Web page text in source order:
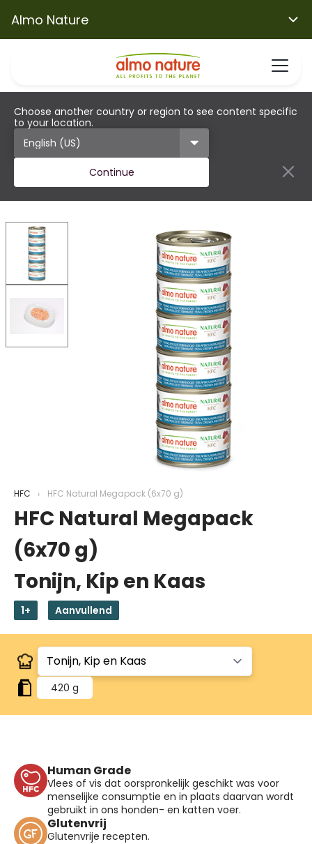
Almo Nature
Choose another country or region to see content specific
to your location.
Continue
HFC HFC Natural Megapack (6x70 g)
HFC Natural Megapack
(6x70 g)
Tonijn, Kip en Kaas
1+ Aanvullend
420 g
Human Grade
Vlees of vis dat oorspronkelijk geschikt was voor
menselijke consumptie en in plaats daarvan wordt
gebruikt in ons honden- en katten voer.
Glutenvrij
Glutenvrije recepten.